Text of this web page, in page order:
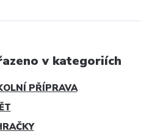
v kategoriích
PŘÍPRAVA